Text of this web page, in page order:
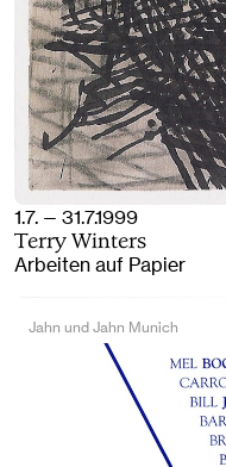
1.7. — 31.7.1999
Terry Winters
Arbeiten auf Papier
Jahn und Jahn Munich